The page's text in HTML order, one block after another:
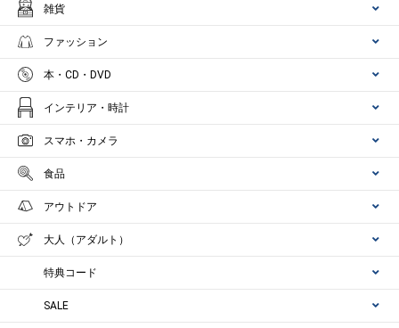
雑貨
ファッション
本・CD・DVD
インテリア・時計
スマホ・カメラ
食品
アウトドア
大人（アダルト）
特典コード
SALE